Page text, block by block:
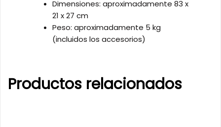
Dimensiones: aproximadamente 83 x
21 x 27 cm
Peso: aproximadamente 5 kg
(incluidos los accesorios)
Productos relacionados